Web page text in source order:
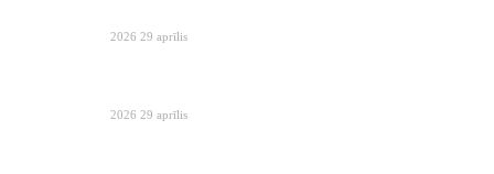
2026 29 aprīlis
2026 29 aprīlis